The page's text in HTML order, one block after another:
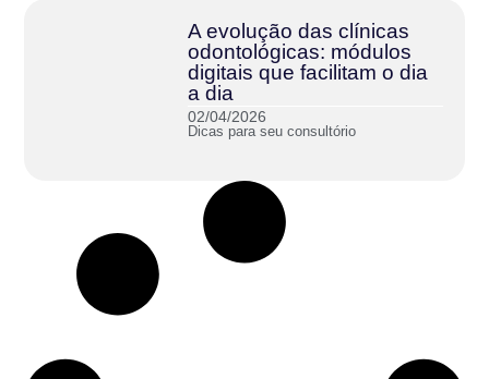
A evolução das clínicas
odontológicas: módulos
digitais que facilitam o dia
a dia
02/04/2026
Dicas para seu consultório